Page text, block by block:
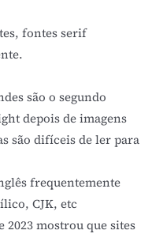
fontes serif
são o segundo
depois de imagens
são difíceis de ler para
frequentemente
CJK, etc
2023 mostrou que sites